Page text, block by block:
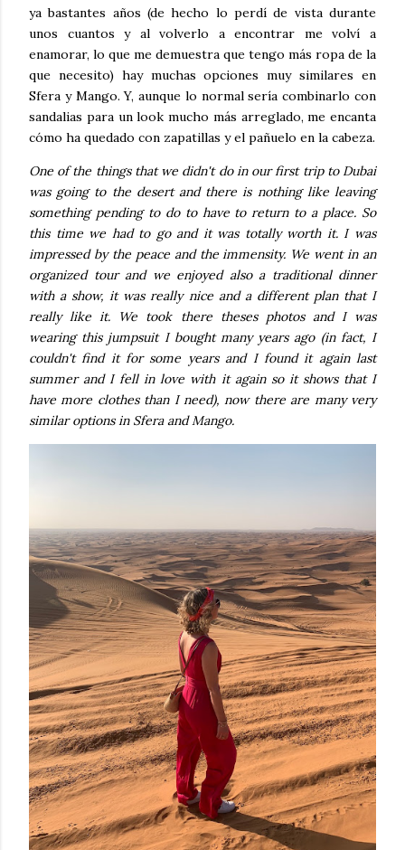
ya bastantes años (de hecho lo perdí de vista durante
unos cuantos y al volverlo a encontrar me volví a
enamorar, lo que me demuestra que tengo más ropa de la
que necesito) hay muchas opciones muy similares en
Sfera y Mango. Y, aunque lo normal sería combinarlo con
sandalias para un look mucho más arreglado, me encanta
cómo ha quedado con zapatillas y el pañuelo en la cabeza.
One of the things that we didn't do in our first trip to Dubai
was going to the desert and there is nothing like leaving
something pending to do to have to return to a place. So
this time we had to go and it was totally worth it. I was
impressed by the peace and the immensity. We went in an
organized tour and we enjoyed also a traditional dinner
with a show, it was really nice and a different plan that I
really like it. We took there theses photos and I was
wearing this jumpsuit I bought many years ago (in fact, I
couldn't find it for some years and I found it again last
summer and I fell in love with it again so it shows that I
have more clothes than I need), now there are many very
similar options in Sfera and Mango.